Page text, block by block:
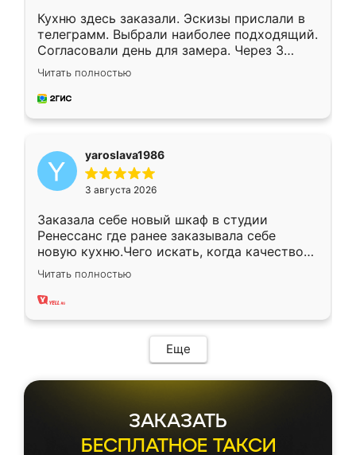
Кухню здесь заказали. Эскизы прислали в
телеграмм. Выбрали наиболее подходящий.
Согласовали день для замера. Через 3
недели кухня была уже готова. Остались
довольны работой. Спасибо Ренессанс
мебель за качественную работу!
Читать полностью
yaroslava1986
3 августа 2026
Заказала себе новый шкаф в студии
Ренессанс где ранее заказывала себе
новую кухню.Чего искать, когда качеством
вполне довольна. Служит кухня уже почти
два года, нареканий нет.
Читать полностью
Еще
ЗАКАЗАТЬ
БЕСПЛАТНОЕ ТАКСИ